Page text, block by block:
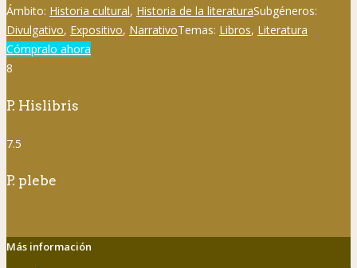
Ámbito: Historia cultural, Historia de la literaturaSubgéneros:
Divulgativo, Expositivo, NarrativoTemas: Libros, Literatura
Cómpralo ahora
8
P. Hislibris
7.5
P. plebe
Más información